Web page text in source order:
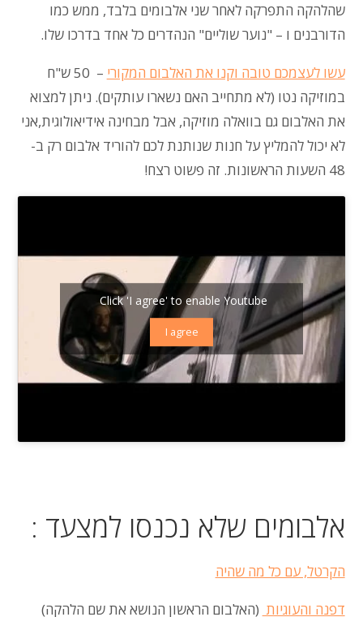
שהלהקה התפרקה לאחר שני אלבומים בלבד, ממש כמו
הדורבנים ו – "נוער שוליים" הנהדרים כל אחד בדרכו שלו.
עשו לעצמכם טובה וקנו את האלבום המקורי
– 50 ש"ח
במוזיקה נטו (לא מתחייב האם נשארו עותקים). ניתן למצוא
את האלבום גם בוואלה מוזיקה, אבל מבחינה אידיאולוגית,אני
לא יכול להמליץ על חנות שנותנת לכם להוריד אלבום רק ב-
48 השעות הראשונות. זה פשוט רצח!
Click 'I agree' to enable Youtube
I agree
אלבומים שלא נכנסו למצעד :
הקרטל, עם כל מה שהיה
דפנה והעוגיות (האלבום הראשון הנושא את שם הלהקה)